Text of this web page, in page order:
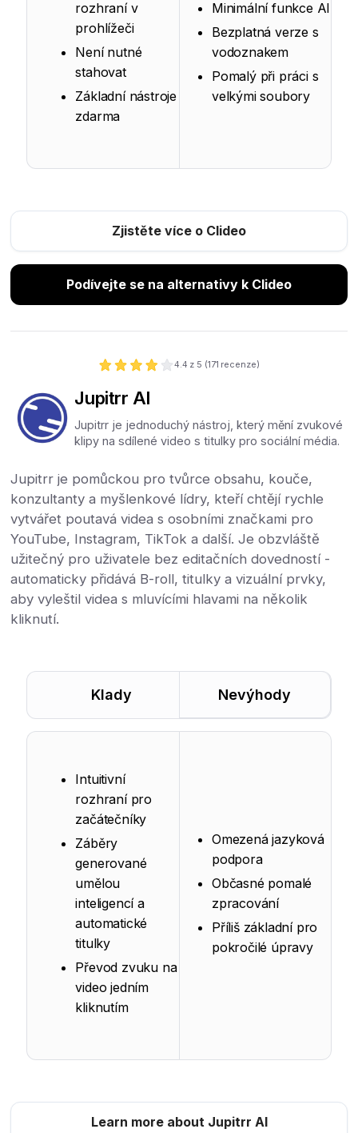
rozhraní v
prohlížeči
Není nutné
stahovat
Základní nástroje
zdarma
Minimální funkce AI
Bezplatná verze s
vodoznakem
Pomalý při práci s
velkými soubory
Zjistěte více o Clideo
Podívejte se na alternativy k Clideo
4.4 z 5 (171 recenze)
Jupitrr AI
Jupitrr je jednoduchý nástroj, který mění zvukové
klipy na sdílené video s titulky pro sociální média.
Jupitrr je pomůckou pro tvůrce obsahu, kouče,
konzultanty a myšlenkové lídry, kteří chtějí rychle
vytvářet poutavá videa s osobními značkami pro
YouTube, Instagram, TikTok a další. Je obzvláště
užitečný pro uživatele bez editačních dovedností -
automaticky přidává B-roll, titulky a vizuální prvky,
aby vyleštil videa s mluvícími hlavami na několik
kliknutí.
Klady Nevýhody
Intuitivní
rozhraní pro
začátečníky
Záběry
generované
umělou
inteligencí a
automatické
titulky
Převod zvuku na
video jedním
kliknutím
Omezená jazyková
podpora
Občasné pomalé
zpracování
Příliš základní pro
pokročilé úpravy
Learn more about Jupitrr AI